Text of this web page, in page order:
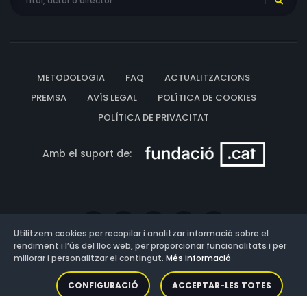
METODOLOGIA FAQ
ACTUALITZACIONS
PREMSA
AVÍS LEGAL
POLÍTICA DE COOKIES
POLÍTICA DE PRIVACITAT
Amb el suport de:
Versió: 3.13.0.202607011342
Utilitzem cookies per recopilar i analitzar informació sobre el
rendiment i l’ús del lloc web, per proporcionar funcionalitats i per
millorar i personalitzar el contingut. Més informació
CONFIGURACIÓ ACCEPTAR-LES TOTES